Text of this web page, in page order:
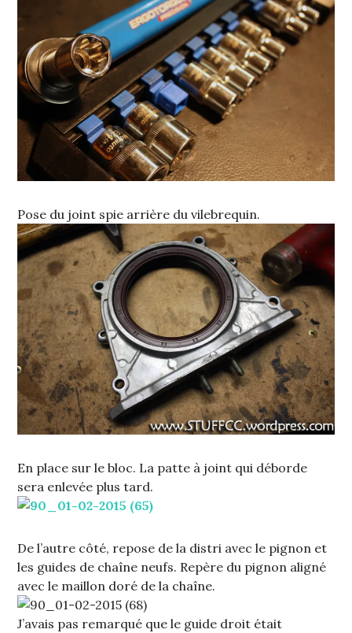
Pose du joint spie arrière du vilebrequin.
En place sur le bloc. La patte à joint qui déborde
sera enlevée plus tard.
De l’autre côté, repose de la distri avec le pignon et
les guides de chaîne neufs. Repère du pignon aligné
avec le maillon doré de la chaîne.
J’avais pas remarqué que le guide droit était